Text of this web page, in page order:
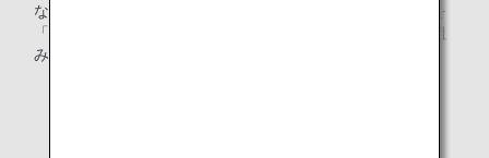
な発想で社会貢献を継続できないかと考え、ガチャガチャを
「募金箱」として空港に設置して、収益金を寄付する取り組
みを始めました。